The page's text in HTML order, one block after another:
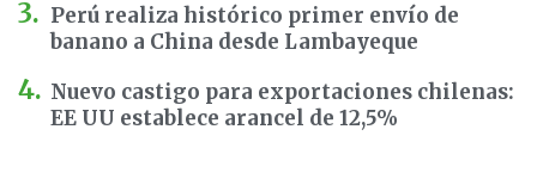
Perú realiza histórico primer envío de
banano a China desde Lambayeque
Nuevo castigo para exportaciones chilenas:
EE UU establece arancel de 12,5%